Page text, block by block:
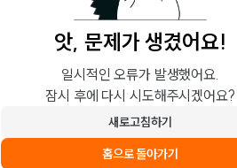
앗, 문제가 생겼어요!
일시적인 오류가 발생했어요.
잠시 후에 다시 시도해주시겠어요?
새로고침하기
홈으로 돌아가기